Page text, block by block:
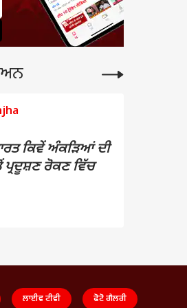
ਕਿਵੇਂ ਅੰਕੜਿਆਂ ਦੀ
ਪ੍ਰਦੂਸ਼ਣ ਰੋਕਣ ਵਿੱਚ
ਲਾਈਵ ਟੀਵੀ ਫੋਟੋ ਗੈਲਰੀ